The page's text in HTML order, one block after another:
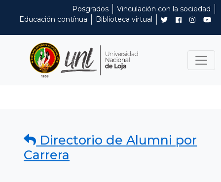
Posgrados
Vinculación con la sociedad
Educación contínua
Biblioteca virtual
Directorio de Alumni por
Carrera